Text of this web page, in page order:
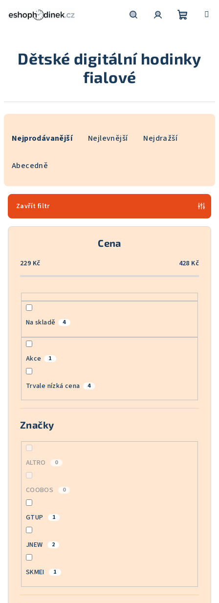
košík
Dětské digitální hodinky
fialové
r
o
Nejprodávanější Nejlevnější Nejdražší
Abecedně
Zavřít filtr
Cena
229 Kč 428 Kč
Na skladě 4
Akce 1
Trvale nízká cena 4
Značky
ALTRO 0
COOBOS 0
GTUP 1
JNEW 2
SKMEI 1